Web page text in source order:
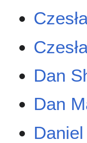
Dan
Dan